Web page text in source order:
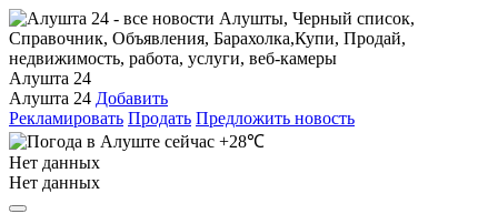
Алушта 24
Алушта 24 Добавить
Рекламировать Продать Предложить новость
+28℃
Нет данных
Нет данных